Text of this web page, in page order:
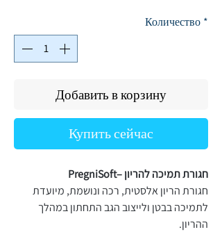
Количество *
Добавить в корзину
Купить сейчас
חגורת תמיכה להריון –PregniSoft
חגורת הריון אלסטית, רכה ונושמת, מיועדת
לתמיכה בבטן ולייצוב הגב התחתון במהלך
ההריון.